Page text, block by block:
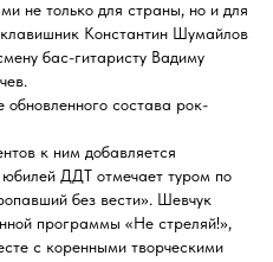
не только для страны, но и для
Константин Шумайлов
бас-гитаристу Вадиму
обновленного состава рок-
к ним добавляется
ДДТ отмечает туром по
без вести». Шевчук
программы «Не стреляй!»,
с коренными творческими